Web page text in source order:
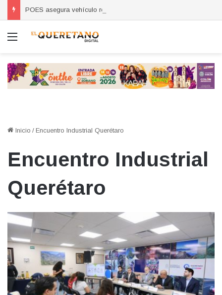
Menú
Inicio / Encuentro Industrial Querétaro
Encuentro Industrial
Querétaro